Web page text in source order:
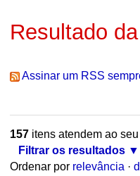
Resultado
Assinar um RSS
157itens atendem ao seu
Filtrar os resultados
Ordenar por relevância ·